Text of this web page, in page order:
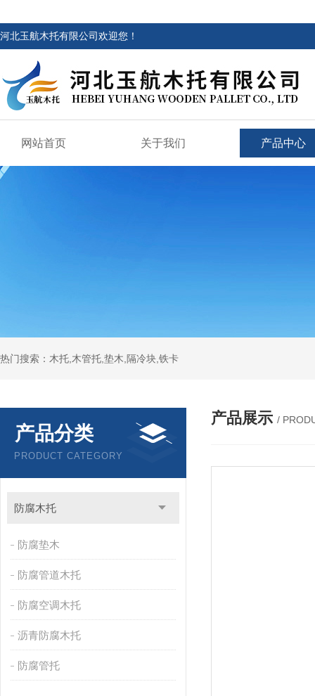
河北玉航木托有限公司欢迎您！
网站首页 关于我们 产品中心
热门搜索：木托,木管托,垫木,隔冷块,铁卡
产品分类
PRODUCT CATEGORY
防腐木托
防腐垫木
防腐管道木托
防腐空调木托
沥青防腐木托
防腐管托
产品展示 /